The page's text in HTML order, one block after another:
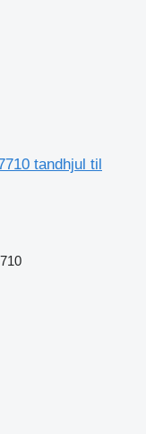
tandhjul til